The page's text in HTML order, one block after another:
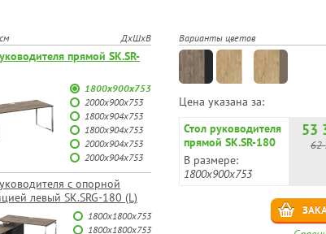
ДхШхВ
прямой SK.SR-
1800х900х753
2000х900х753
1800х904х753
1800х904х753
2000х904х753
2000х904х753
с опорной
левый SK.SRG-180 (L)
1800х1800х753
1800х1800х753
Варианты цветов
Цена указана за:
Стол руководителя
прямой SK.SR-180
В размере:
1800х900х753
53
62